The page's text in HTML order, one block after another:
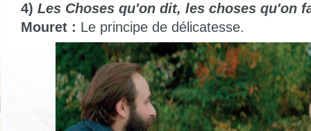
4) Les Choses qu'on dit, les choses qu'on
Mouret : Le principe de délicatesse.